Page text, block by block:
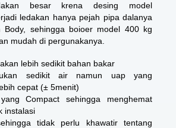
besar krena desing model
ledakan hanya pejah pipa dalanya
Body, sehingga boioer model 400 kg
mudah di pergunakanya.
lebih sedikit bahan bakar
sedikit air namun uap yang
cepat (± 5menit)
Compact sehingga menghemat
instalasi
tidak perlu khawatir tentang